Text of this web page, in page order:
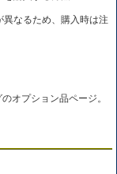
なるため、購入時は注
オプション品ページ。